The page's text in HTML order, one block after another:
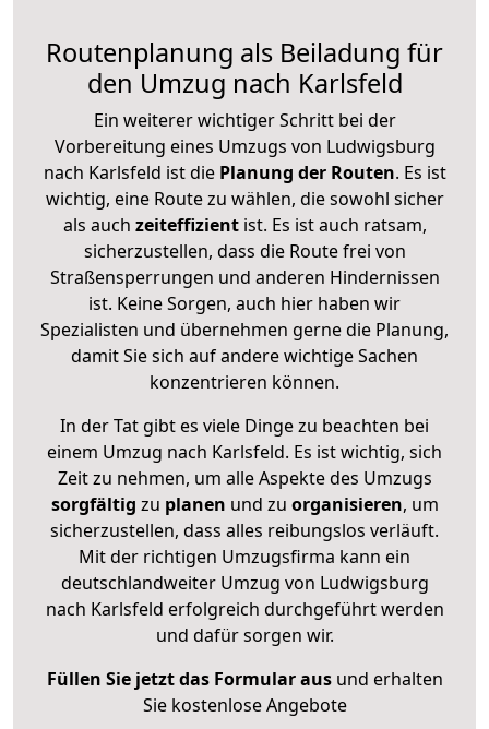
Routenplanung als Beiladung für
den Umzug nach Karlsfeld
Ein weiterer wichtiger Schritt bei der
Vorbereitung eines Umzugs von Ludwigsburg
nach Karlsfeld ist diePlanung der Routen. Es ist
wichtig, eine Route zu wählen, die sowohl sicher
als auch zeiteffizientist. Es ist auch ratsam,
sicherzustellen, dass die Route frei von
Straßensperrungen und anderen Hindernissen
ist. Keine Sorgen, auch hier haben wir
Spezialisten und übernehmen gerne die Planung,
damit Sie sich auf andere wichtige Sachen
konzentrieren können.
In der Tat gibt es viele Dinge zu beachten bei
einem Umzug nach Karlsfeld. Es ist wichtig, sich
Zeit zu nehmen, um alle Aspekte des Umzugs
sorgfältig zu planen und zu organisieren, um
sicherzustellen, dass alles reibungslos verläuft.
Mit der richtigen Umzugsfirma kann ein
deutschlandweiter Umzug von Ludwigsburg
nach Karlsfeld erfolgreich durchgeführt werden
und dafür sorgen wir.
Füllen Sie jetzt das Formular ausund erhalten
Sie kostenlose Angebote